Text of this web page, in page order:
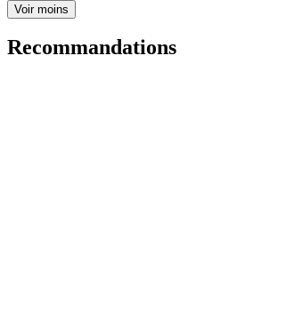
Voir moins
Recommandations